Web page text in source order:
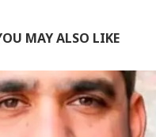
MAY ALSO LIKE